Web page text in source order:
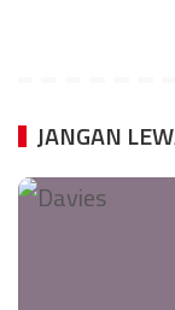
JANGAN